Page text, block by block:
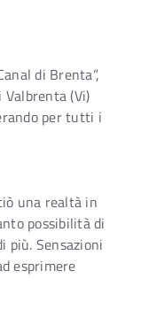
di Brenta”,
Valbrenta (Vi)
per tutti i
una realtà in
possibilità di
più. Sensazioni
esprimere